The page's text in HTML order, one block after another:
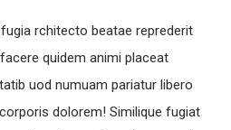
rchitecto beatae reprederit
quidem animi placeat
uod numuam pariatur libero
dolorem! Similique fugiat